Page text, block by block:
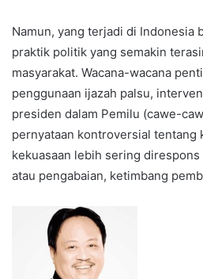
Namun, yang terjadi di Indonesia
praktik politik yang semakin
masyarakat. Wacana-wacana
penggunaan ijazah palsu,
presiden dalam Pemilu (cawe-
pernyataan kontroversial tentang
kekuasaan lebih sering
atau pengabaian, ketimbang